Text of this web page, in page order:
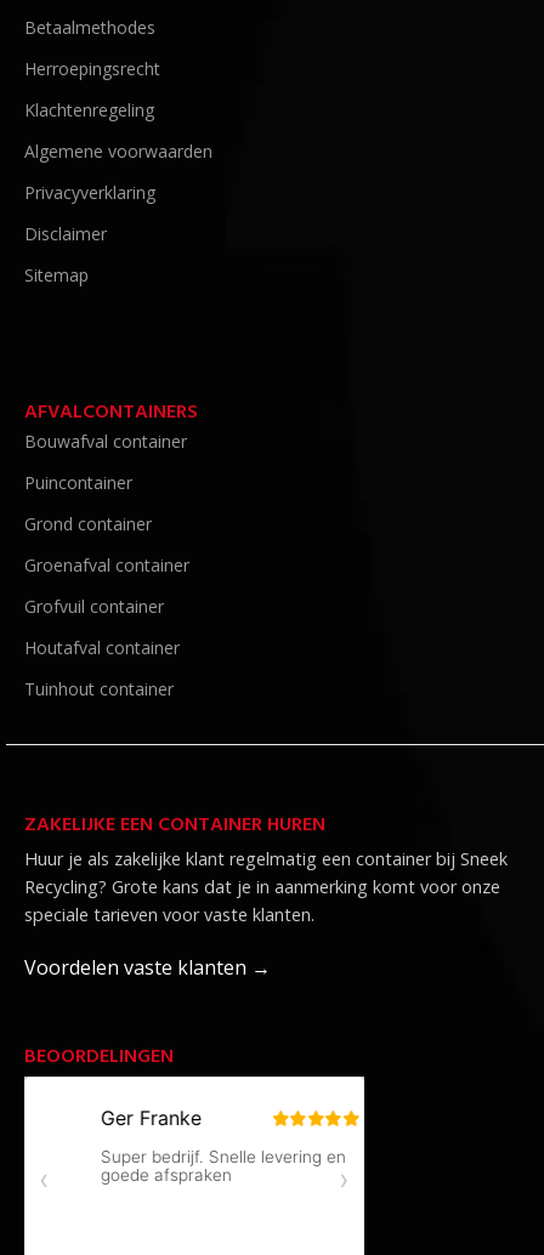
Betaalmethodes
Herroepingsrecht
Klachtenregeling
Algemene voorwaarden
Privacyverklaring
Disclaimer
Sitemap
AFVALCONTAINERS
Bouwafval container
Puincontainer
Grond container
Groenafval container
Grofvuil container
Houtafval container
Tuinhout container
ZAKELIJKE EEN CONTAINER HUREN
Huur je als zakelijke klant regelmatig een container bij Sneek
Recycling? Grote kans dat je in aanmerking komt voor onze
speciale tarieven voor vaste klanten.
Voordelen vaste klanten →
BEOORDELINGEN